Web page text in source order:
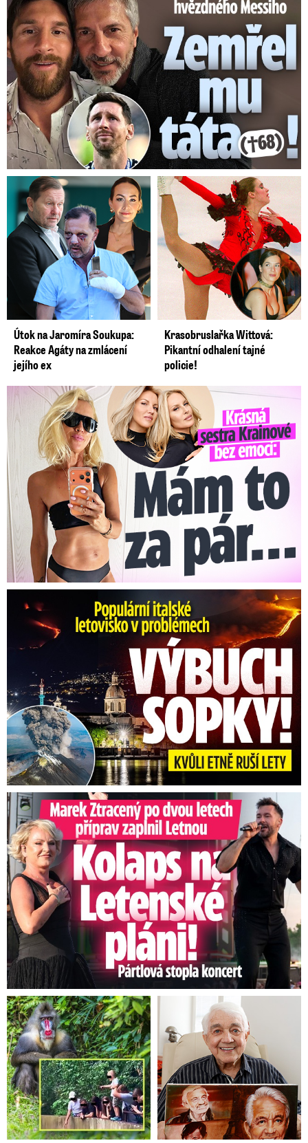
Útok na Jaromíra Soukupa:
Reakce Agáty na zmlácení
jejího ex
Krasobruslařka Wittová:
Pikantní odhalení tajné
policie!
Krásná sestra Krainové bez emocí: Mám to za pár…
Erupce sicilské sopky Etny: Ruší desítky letů
Marek Ztracený na Letné: Pártlová stopla koncert